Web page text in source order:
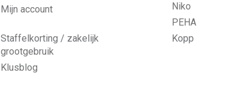
Mijn account
Staffelkorting / zakelijk
grootgebruik
Klusblog
Niko
PEHA
Kopp